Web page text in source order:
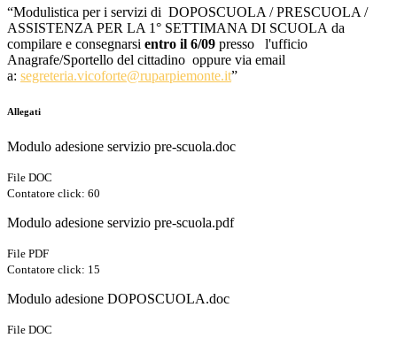
“Modulistica per i servizi di DOPOSCUOLA / PRESCUOLA /
ASSISTENZA PER LA 1° SETTIMANA DI SCUOLA da
compilare e consegnarsi entro il 6/09 presso
l'ufficio
Anagrafe/Sportello del cittadino oppure via email
a: segreteria.vicoforte@ruparpiemonte.it”
Allegati
Modulo adesione servizio pre-scuola.doc
File DOC
Contatore click: 60
Modulo adesione servizio pre-scuola.pdf
File PDF
Contatore click: 15
Modulo adesione DOPOSCUOLA.doc
File DOC